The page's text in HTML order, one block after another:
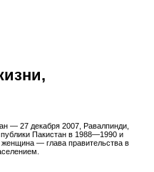
— 27 декабря 2007, Равалпинди,
Пакистан в 1988—1990 и
— глава правительства в